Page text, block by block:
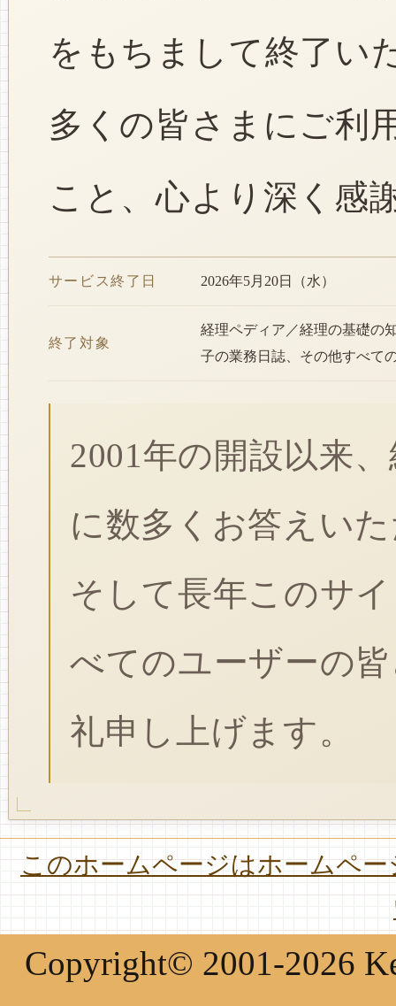
をもちまして終了い
多くの皆さまにご利
こと、心より深く感
サービス終了日 2026年5月20日（水）
終了対象
経理ペディア／経理の基礎の
子の業務日誌、その他すべて
2001年の開設以来
に数多くお答えい
そして長年このサ
べてのユーザーの
礼申し上げます。
このホームページはホームペ
Copyright© 2001-2026